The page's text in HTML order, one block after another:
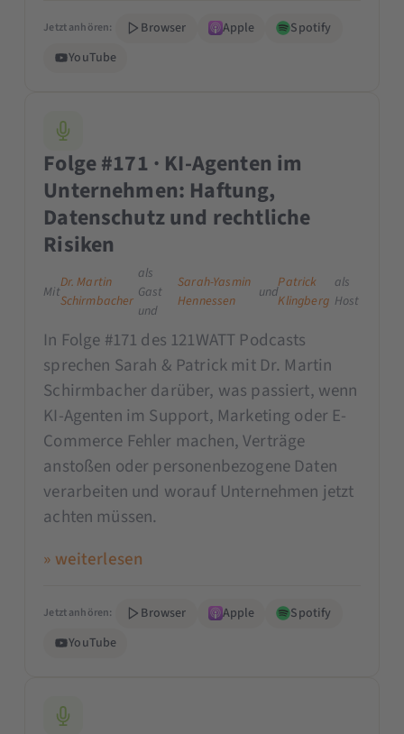
Jetzt anhören: Browser Apple
Spotify
YouTube
Folge #171 · KI-Agenten im
Unternehmen: Haftung,
Datenschutz und rechtliche
Risiken
Mit
Dr. Martin
Schirmbacher
als
Gast
und
Sarah-Yasmin
Hennessen
und
Patrick
Klingberg
als
Host
In Folge #171 des 121WATT Podcasts
sprechen Sarah & Patrick mit Dr. Martin
Schirmbacher darüber, was passiert, wenn
KI-Agenten im Support, Marketing oder E-
Commerce Fehler machen, Verträge
anstoßen oder personenbezogene Daten
verarbeiten und worauf Unternehmen jetzt
achten müssen.
» weiterlesen
Jetzt anhören: Browser Apple
Spotify
YouTube